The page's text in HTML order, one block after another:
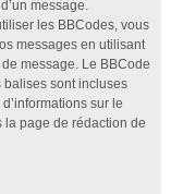
message.
les BBCodes, vous
messages en utilisant
message. Le BBCode
balises sont incluses
sur le
page de rédaction de